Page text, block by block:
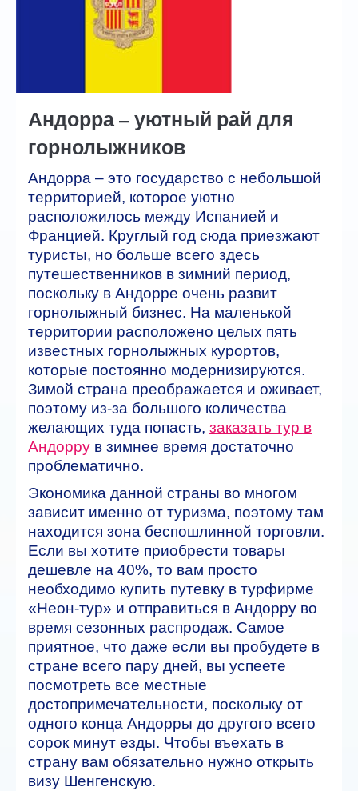
ГОРЯЩИЕ ТУРЫ
туры дня
Отели
Контакты
Андорра – уютный рай для
горнолыжников
Андорра – это государство с небольшой
территорией, которое уютно
расположилось между Испанией и
Францией. Круглый год сюда приезжают
туристы, но больше всего здесь
путешественников в зимний период,
поскольку в Андорре очень развит
горнолыжный бизнес. На маленькой
территории расположено целых пять
известных горнолыжных курортов,
которые постоянно модернизируются.
Зимой страна преображается и оживает,
поэтому из-за большого количества
желающих туда попасть, заказать тур в
Андорру в зимнее время достаточно
проблематично.
Экономика данной страны во многом
зависит именно от туризма, поэтому там
находится зона беспошлинной торговли.
Если вы хотите приобрести товары
дешевле на 40%, то вам просто
необходимо купить путевку в турфирме
«Неон-тур» и отправиться в Андорру во
время сезонных распродаж. Самое
приятное, что даже если вы пробудете в
стране всего пару дней, вы успеете
посмотреть все местные
достопримечательности, поскольку от
одного конца Андорры до другого всего
сорок минут езды. Чтобы въехать в
страну вам обязательно нужно открыть
визу Шенгенскую.